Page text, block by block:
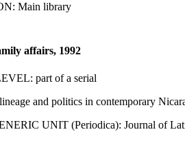
Main library
affairs, 1992
part of a serial
and politics in contemporary
UNIT (Periodica): Journal of